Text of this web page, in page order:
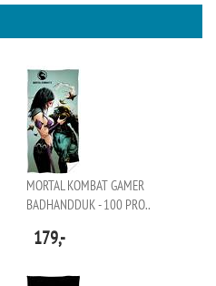
MORTAL KOMBAT GAMER
BADHANDDUK - 100 PRO..
179,-